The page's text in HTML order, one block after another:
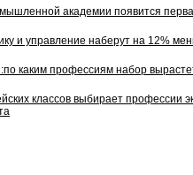
академии появится
и управление наберут на 12%
каким профессиям набор
классов выбирает профессии